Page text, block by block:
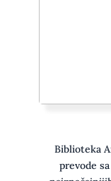
Biblioteka
prevode